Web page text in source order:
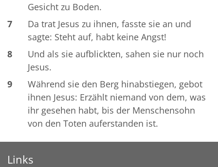
Gesicht zu Boden.
7
Da trat Jesus zu ihnen, fasste sie an und
sagte: Steht auf, habt keine Angst!
8
Und als sie aufblickten, sahen sie nur noch
Jesus.
9
Während sie den Berg hinabstiegen, gebot
ihnen Jesus: Erzählt niemand von dem, was
ihr gesehen habt, bis der Menschensohn
von den Toten auferstanden ist.
Links